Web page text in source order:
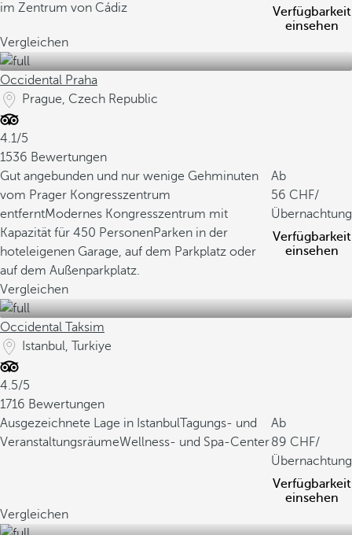
im Zentrum von Cádiz
Verfügbarkeit
einsehen
Vergleichen
Occidental Praha
Prague, Czech Republic
4.1/5
1536 Bewertungen
Gut angebunden und nur wenige Gehminuten
vom Prager Kongresszentrum
entferntModernes Kongresszentrum mit
Kapazität für 450 PersonenParken in der
hoteleigenen Garage, auf dem Parkplatz oder
auf dem Außenparkplatz.
Ab
56
/
Übernachtung
Verfügbarkeit
einsehen
Vergleichen
Occidental Taksim
Istanbul, Turkiye
4.5/5
1716 Bewertungen
Ausgezeichnete Lage in IstanbulTagungs- und
VeranstaltungsräumeWellness- und Spa-Center
Ab
89
/
Übernachtung
Verfügbarkeit
einsehen
Vergleichen